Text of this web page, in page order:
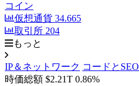
コイン
仮想通貨 34.665
取引所 204
もっと
IP＆ネットワーク コードとSEO
時価総額 $2.21T 0.86%